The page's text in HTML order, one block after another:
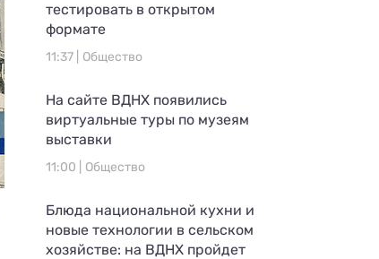
тестировать в открытом
формате
11:37 | Общество
На сайте ВДНХ появились
виртуальные туры по музеям
выставки
11:00 | Общество
Блюда национальной кухни и
новые технологии в сельском
хозяйстве: на ВДНХ пройдет